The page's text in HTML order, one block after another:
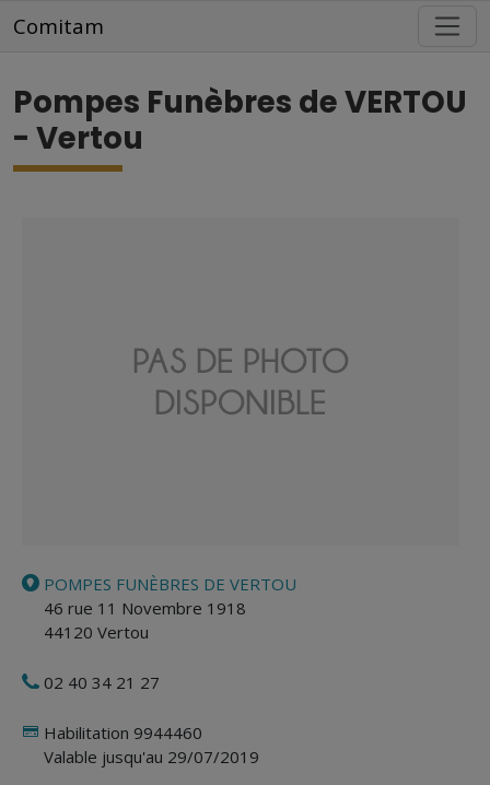
Comitam
Pompes Funèbres de VERTOU
- Vertou
POMPES FUNÈBRES DE VERTOU
46 rue 11 Novembre 1918
44120 Vertou
02 40 34 21 27
Habilitation 9944460
Valable jusqu'au 29/07/2019